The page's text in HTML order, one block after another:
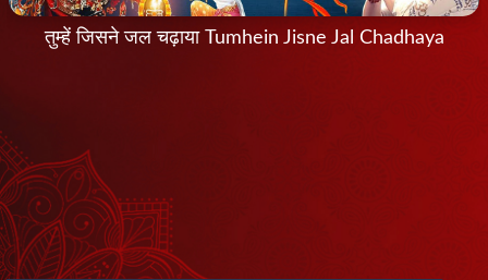
तुम्हें जिसने जल चढ़ाया Tumhein Jisne Jal Chadhaya